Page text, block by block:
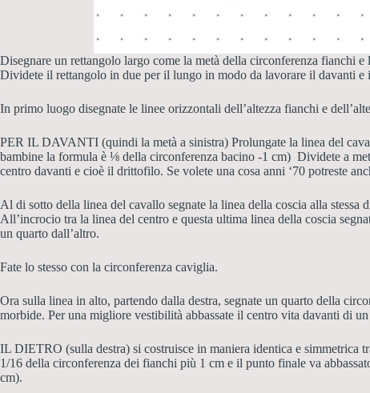
Disegnare un rettangolo largo come la metà della circonferenza fianchi
Dividete il rettangolo in due per il lungo in modo da lavorare il davanti e
In primo luogo disegnate le linee orizzontali dell’altezza fianchi e
PER IL DAVANTI (quindi la metà a sinistra) Prolungate la linea del
bambine la formula è ⅛ della circonferenza bacino -1 cm) Dividete a
centro davanti e cioè il drittofilo. Se volete una cosa anni ‘70 potreste
Al di sotto della linea del cavallo segnate la linea della coscia alla stessa
All’incrocio tra la linea del centro e questa ultima linea della coscia
un quarto dall’altro.
Fate lo stesso con la circonferenza caviglia.
Ora sulla linea in alto, partendo dalla destra, segnate un quarto della
morbide. Per una migliore vestibilità abbassate il centro vita davanti di
IL DIETRO (sulla destra) si costruisce in maniera identica e simmetrica
1/16 della circonferenza dei fianchi più 1 cm e il punto finale va
cm).